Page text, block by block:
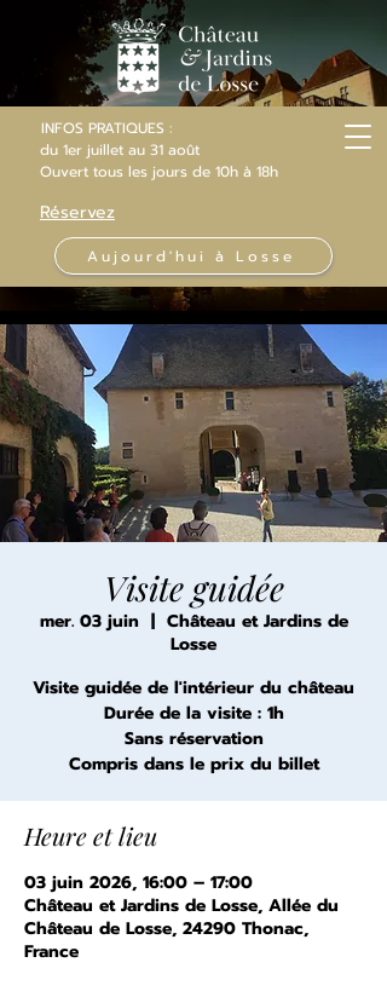
INFOS PRATIQUES :
du 1er juillet au 31 août
Ouvert tous les jours de 10h à 18h
Réservez
Aujourd'hui à Losse
Visite guidée
mer. 03 juin
  |
Château et Jardins de
Losse
Visite guidée de l'intérieur du château
Durée de la visite : 1h
Sans réservation
Compris dans le prix du billet
Heure et lieu
03 juin 2026, 16:00 – 17:00
Château et Jardins de Losse, Allée du
Château de Losse, 24290 Thonac,
France